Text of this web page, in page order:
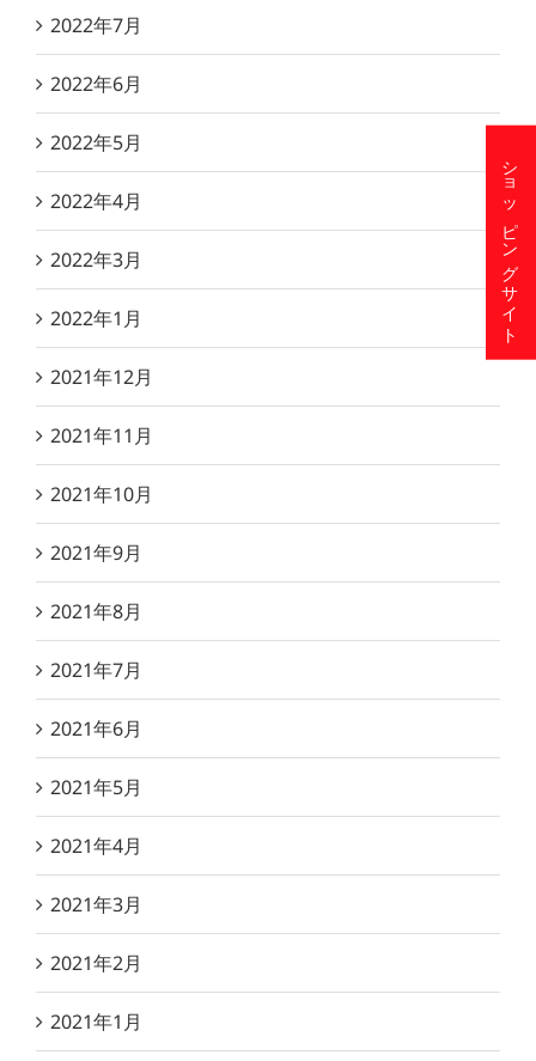
2022年7月
2022年6月
2022年5月
2022年4月
2022年3月
2022年1月
2021年12月
2021年11月
2021年10月
2021年9月
2021年8月
2021年7月
2021年6月
2021年5月
2021年4月
2021年3月
2021年2月
2021年1月
ショッピングサイト